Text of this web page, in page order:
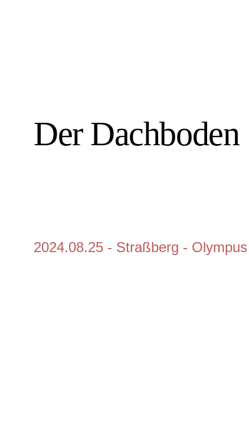
Der Dachboden
2024.08.25 - Straßberg -